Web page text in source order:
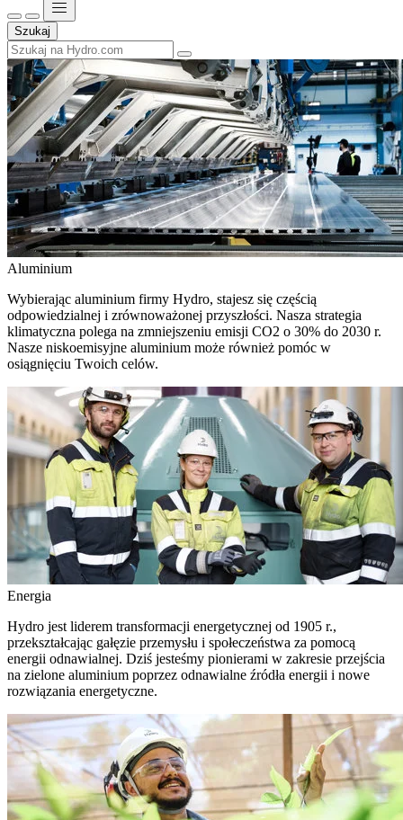
Szukaj
Aluminium
Wybierając aluminium firmy Hydro, stajesz się częścią
odpowiedzialnej i zrównoważonej przyszłości. Nasza strategia
klimatyczna polega na zmniejszeniu emisji CO2 o 30% do 2030 r.
Nasze niskoemisyjne aluminium może również pomóc w
osiągnięciu Twoich celów.
Energia
Hydro jest liderem transformacji energetycznej od 1905 r.,
przekształcając gałęzie przemysłu i społeczeństwa za pomocą
energii odnawialnej. Dziś jesteśmy pionierami w zakresie przejścia
na zielone aluminium poprzez odnawialne źródła energii i nowe
rozwiązania energetyczne.